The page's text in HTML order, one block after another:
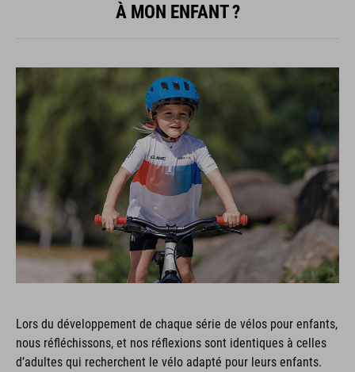
À MON ENFANT ?
Lors du développement de chaque série de vélos pour enfants,
nous réfléchissons, et nos réflexions sont identiques à celles
d’adultes qui recherchent le vélo adapté pour leurs enfants.